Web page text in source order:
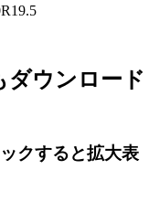
ダウンロード
クすると拡大表